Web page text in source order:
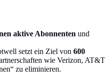
aktive Abonnenten und
setzt ein Ziel von 600
wie Verizon, AT&T
zu eliminieren.